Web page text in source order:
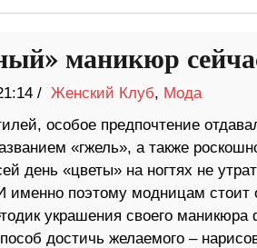
маникюр
/ Женский Клуб, Мода
особое предпочтение
«гжель», а также
день «цветы» на ногтях не
именно поэтому модницам стоит
украшения своего маникюра
достичь желаемого –